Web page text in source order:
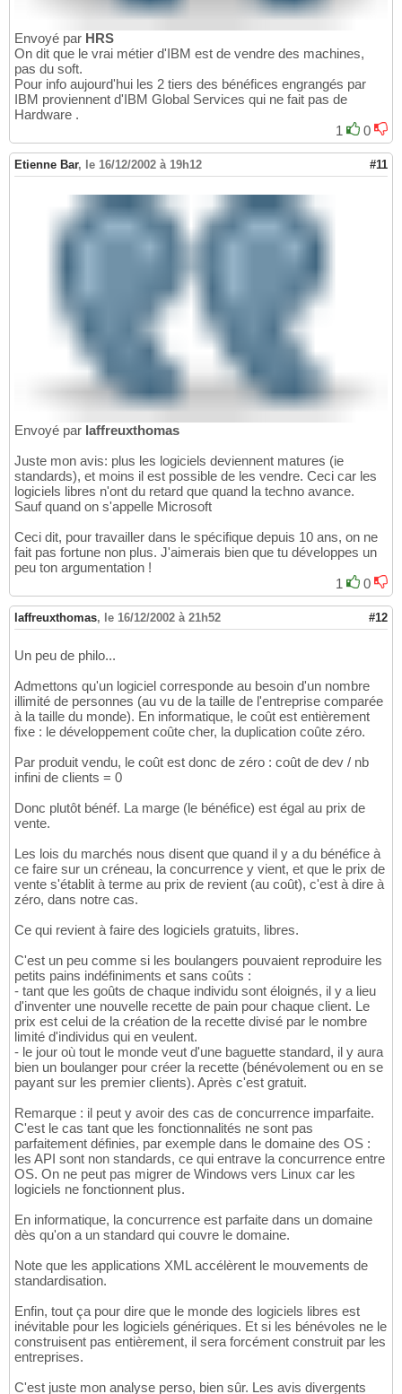
Envoyé par HRS
On dit que le vrai métier d'IBM est de vendre des machines,
pas du soft.
Pour info aujourd'hui les 2 tiers des bénéfices engrangés par
IBM proviennent d'IBM Global Services qui ne fait pas de
Hardware .
1
0
Etienne Bar, le 16/12/2002 à 19h12 #11
Envoyé par laffreuxthomas
Juste mon avis: plus les logiciels deviennent matures (ie
standards), et moins il est possible de les vendre. Ceci car les
logiciels libres n'ont du retard que quand la techno avance.
Sauf quand on s'appelle Microsoft
Ceci dit, pour travailler dans le spécifique depuis 10 ans, on ne
fait pas fortune non plus. J'aimerais bien que tu développes un
peu ton argumentation !
1
0
laffreuxthomas, le 16/12/2002 à 21h52 #12
Un peu de philo...
Admettons qu'un logiciel corresponde au besoin d'un nombre
illimité de personnes (au vu de la taille de l'entreprise comparée
à la taille du monde). En informatique, le coût est entièrement
fixe : le développement coûte cher, la duplication coûte zéro.
Par produit vendu, le coût est donc de zéro : coût de dev / nb
infini de clients = 0
Donc plutôt bénéf. La marge (le bénéfice) est égal au prix de
vente.
Les lois du marchés nous disent que quand il y a du bénéfice à
ce faire sur un créneau, la concurrence y vient, et que le prix de
vente s'établit à terme au prix de revient (au coût), c'est à dire à
zéro, dans notre cas.
Ce qui revient à faire des logiciels gratuits, libres.
C'est un peu comme si les boulangers pouvaient reproduire les
petits pains indéfiniments et sans coûts :
- tant que les goûts de chaque individu sont éloignés, il y a lieu
d'inventer une nouvelle recette de pain pour chaque client. Le
prix est celui de la création de la recette divisé par le nombre
limité d'individus qui en veulent.
- le jour où tout le monde veut d'une baguette standard, il y aura
bien un boulanger pour créer la recette (bénévolement ou en se
payant sur les premier clients). Après c'est gratuit.
Remarque : il peut y avoir des cas de concurrence imparfaite.
C'est le cas tant que les fonctionnalités ne sont pas
parfaitement définies, par exemple dans le domaine des OS :
les API sont non standards, ce qui entrave la concurrence entre
OS. On ne peut pas migrer de Windows vers Linux car les
logiciels ne fonctionnent plus.
En informatique, la concurrence est parfaite dans un domaine
dès qu'on a un standard qui couvre le domaine.
Note que les applications XML accélèrent le mouvements de
standardisation.
Enfin, tout ça pour dire que le monde des logiciels libres est
inévitable pour les logiciels génériques. Et si les bénévoles ne le
construisent pas entièrement, il sera forcément construit par les
entreprises.
C'est juste mon analyse perso, bien sûr. Les avis divergents